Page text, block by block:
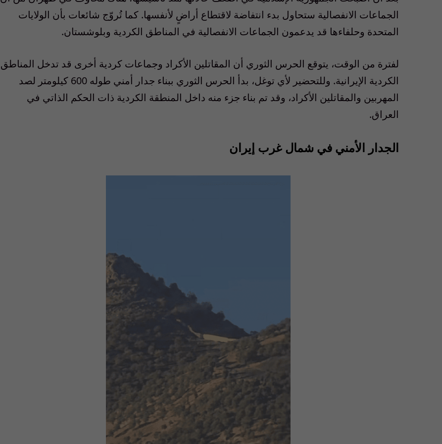
الجماعات الانفصالية ستحاول بدء انتفاضة لاقتطاع أراضٍ لأنفسها. كما تُروّج شائعات بأن الولايات
المتحدة وحلفاءها قد يدعمون الجماعات الانفصالية في المناطق الكردية وبلوشستان.
لفترة من الوقت، يتوقع الحرس الثوري أن المقاتلين الأكراد وجماعات كردية أخرى قد تدخل المناطق
الكردية الإيرانية. وللتحضير لأي توغل، بدأ الحرس الثوري ببناء جدار أمني طوله 600 كيلومتر لصد
المهربين والمقاتلين الأكراد، وقد تم بناء جزء منه داخل المنطقة الكردية ذات الحكم الذاتي في
العراق.
الجدار الأمني في شمال غرب إيران